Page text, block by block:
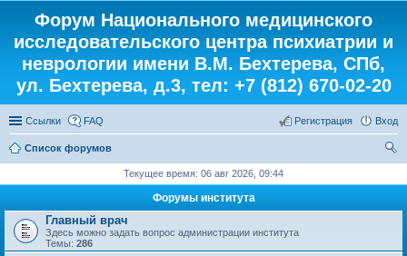
Форум Национального медицинского
исследовательского центра психиатрии и
неврологии имени В.М. Бехтерева, СПб,
ул. Бехтерева, д.3, тел: +7 (812) 670-02-20
Ссылки FAQ Вход
Регистрация
Список форумов
Текущее время: 06 авг 2026, 09:44
Форумы института
Главный врач
Здесь можно задать вопрос администрации института
Темы: 286